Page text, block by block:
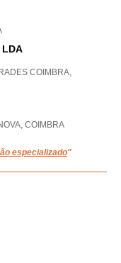
LDA
COIMBRA,
COIMBRA
especializado"